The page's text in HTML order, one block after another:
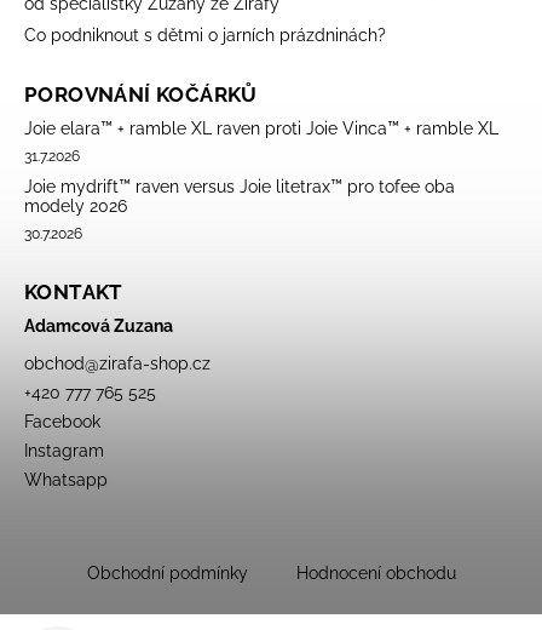
od specialistky Zuzany ze Žirafy
Co podniknout s dětmi o jarních prázdninách?
POROVNÁNÍ KOČÁRKŮ
Joie elara™ + ramble XL raven proti Joie Vinca™ + ramble XL
31.7.2026
Joie mydrift™ raven versus Joie litetrax™ pro tofee oba
modely 2026
30.7.2026
KONTAKT
Adamcová Zuzana
obchod@zirafa-shop.cz
+420 777 765 525
Facebook
Instagram
Whatsapp
Obchodní podmínky Hodnocení obchodu